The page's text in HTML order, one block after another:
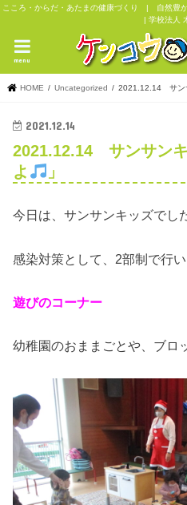
こころ・からだ・あたまの健康づくり | 自然豊
| 学校法人
menu
HOME Uncategorized 2021.12.14 サン
2021.12.14
2021.12.14 サンサン
よ
」
今日は、サンサンキッズでし
感染対策として、2部制で行い
遊びのコーナー
幼稚園のおままごとや、ブロ